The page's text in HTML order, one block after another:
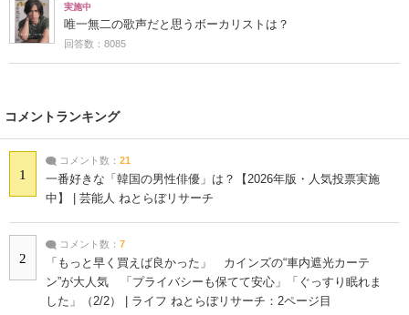
実施中
唯一無二の歌声だと思うボーカリストは？
回答数：8085
コメントランキング
1
コメント数： 21
一番好きな「韓国の男性俳優」は？【2026年版・人気投票実施
中】 | 芸能人 ねとらぼリサーチ
2
コメント数： 7
「もっと早く買えば良かった」 カインズの“車内遮光カーテ
ン”が大人気 「プライバシーも保てて安心」「ぐっすり眠れま
した」（2/2） | ライフ ねとらぼリサーチ：2ページ目